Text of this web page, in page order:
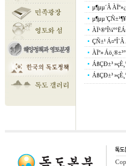
µ¶µµ´Â
µ¶µµ
ÇÑ±¹
ÀÏº»
ÁßÇÐ±³
ÁßÇÐ±³